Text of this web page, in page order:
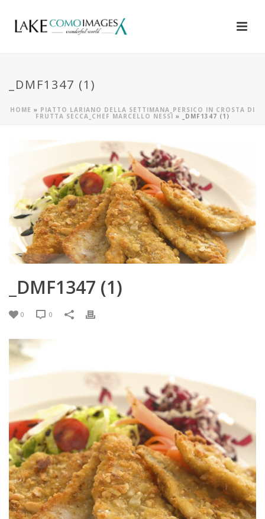
_DMF1347 (1)
HOME » PIATTO LARIANO DELLA SETTIMANA_PERSICO IN CROSTA DI
FRUTTA SECCA_CHEF MARCELLO NESSI » _DMF1347 (1)
_DMF1347 (1)
0 0